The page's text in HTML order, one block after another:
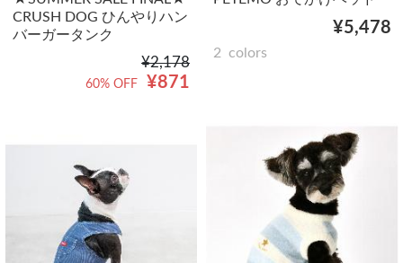
CRUSH DOG ひんやりハン
バーガータンク
¥2,178
¥871
60% OFF
¥5,478
2 colors